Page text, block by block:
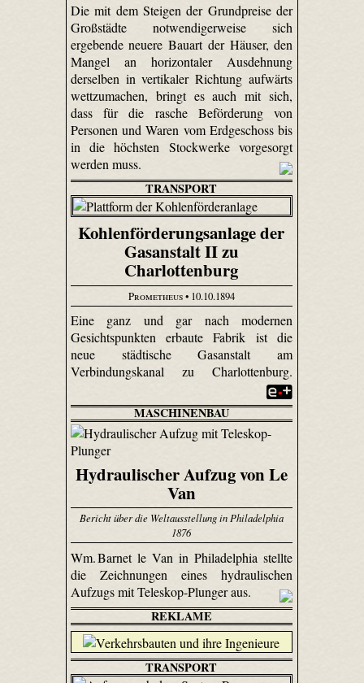
Die mit dem Steigen der Grundpreise der
Großstädte notwendigerweise sich
ergebende neuere Bauart der Häuser, den
Mangel an horizontaler Ausdehnung
derselben in vertikaler Richtung aufwärts
wettzumachen, bringt es auch mit sich,
dass für die rasche Beförderung von
Personen und Waren vom Erdgeschoss bis
in die höchsten Stockwerke vorgesorgt
werden muss.
TRANSPORT
Kohlenförderungsanlage der
Gasanstalt II zu
Charlottenburg
Prometheus• 10.10.1894
Eine ganz und gar nach modernen
Gesichtspunkten erbaute Fabrik ist die
neue städtische Gasanstalt am
Verbindungskanal zu Charlottenburg.
MASCHINENBAU
Hydraulischer Aufzug von Le
Van
Bericht über die Weltausstellung in Philadelphia
1876
Wm. Barnet le Van in Philadelphia stellte
die Zeichnungen eines hydraulischen
Aufzugs mit Teleskop-Plunger aus.
REKLAME
TRANSPORT